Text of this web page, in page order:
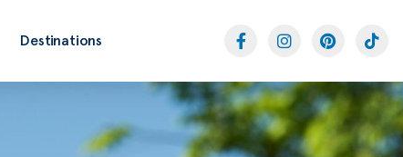
Destinations